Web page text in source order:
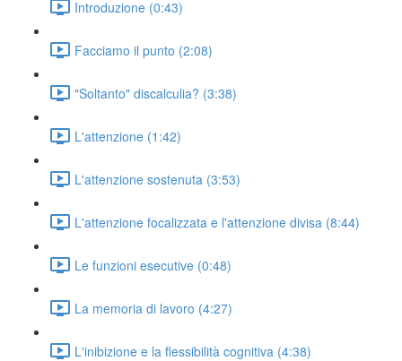
Introduzione (0:43)
Facciamo il punto (2:08)
"Soltanto" discalculia? (3:38)
L'attenzione (1:42)
L'attenzione sostenuta (3:53)
L'attenzione focalizzata e l'attenzione divisa (8:44)
Le funzioni esecutive (0:48)
La memoria di lavoro (4:27)
L'inibizione e la flessibilità cognitiva (4:38)